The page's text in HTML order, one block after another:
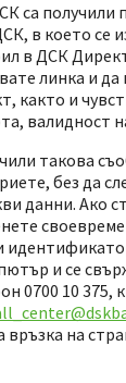
са получили
в което се
в ДСК
линка и
както и
валидност
такова
без да
данни. Ако
и се
0700 10 375,
на